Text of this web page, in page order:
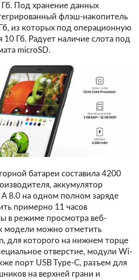
Гб. Под хранение данных
флэш-накопитель
из которых под операционную
10 Гб. Радует наличие слота под
microSD.
батареи составила 4200
аккумулятор
A 8.0 на одном полном заряде
примерно 11 часов
в режиме просмотра веб-
модели можно отметить
для которого на нижнем торце
отверстие, модули Wi-
порт USB Type-C, разъем для
на верхней грани и